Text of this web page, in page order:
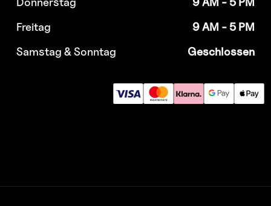
Freitag
9 AM - 5 PM
Samstag & Sonntag
Geschlossen